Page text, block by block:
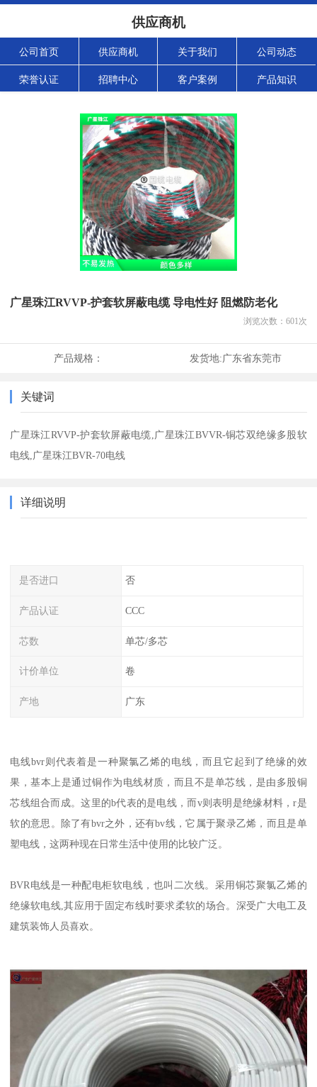
供应商机
公司首页 供应商机 关于我们 公司动态
荣誉认证 招聘中心 客户案例 产品知识
广星珠江RVVP-护套软屏蔽电缆 导电性好 阻燃防老化
浏览次数： 601次
产品规格： 发货地:广东省东莞市
关键词
广星珠江RVVP-护套软屏蔽电缆,广星珠江BVVR-铜芯双绝缘多股软
电线,广星珠江BVR-70电线
详细说明
是否进口 否
产品认证 CCC
芯数 单芯/多芯
计价单位 卷
产地 广东
电线bvr则代表着是一种聚氯乙烯的电线，而且它起到了绝缘的效
果，基本上是通过铜作为电线材质，而且不是单芯线，是由多股铜
芯线组合而成。这里的b代表的是电线，而v则表明是绝缘材料，r是
软的意思。除了有bvr之外，还有bv线，它属于聚录乙烯，而且是单
塑电线，这两种现在日常生活中使用的比较广泛。
BVR电线是一种配电柜软电线，也叫二次线。采用铜芯聚氯乙烯的
绝缘软电线,其应用于固定布线时要求柔软的场合。深受广大电工及
建筑装饰人员喜欢。